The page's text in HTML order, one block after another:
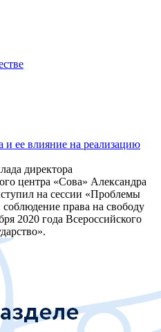
и ее влияние на реализацию
директора
центра «Сова» Александра
на сессии «Проблемы
права на свободу
2020 года Всероссийского